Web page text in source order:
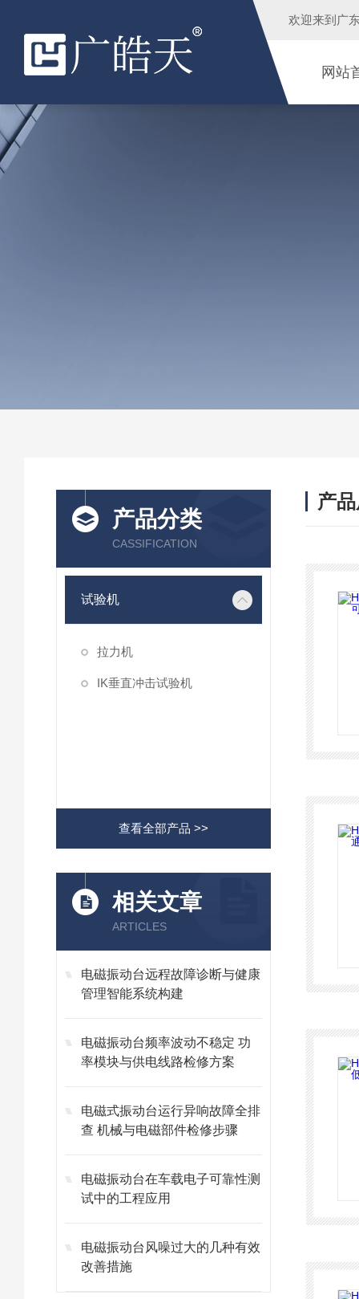
欢迎来到 广
网站
产品分类
CASSIFICATION
试验机
拉力机
IK垂直冲击试验机
查看全部产品 >>
相关文章
ARTICLES
电磁振动台远程故障诊断与健康
管理智能系统构建
电磁振动台频率波动不稳定 功
率模块与供电线路检修方案
电磁式振动台运行异响故障全排
查 机械与电磁部件检修步骤
电磁振动台在车载电子可靠性测
试中的工程应用
电磁振动台风噪过大的几种有效
改善措施
产